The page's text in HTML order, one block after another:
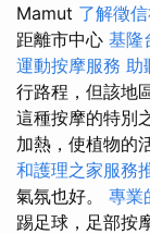
Mamut 了解徵
距離市中心 基隆
運動按摩服務 助
行路程，但該地
這種按摩的特別
加熱，使植物的
和護理之家服務
氣氛也好。 專業
踢足球，足部按